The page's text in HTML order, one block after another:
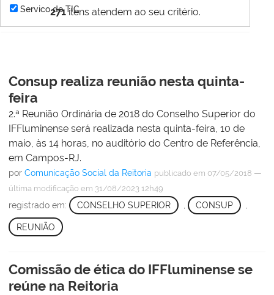
271itens atendem ao seu critério.
Servico de TIC
Consup realiza reunião nesta quinta-
feira
2.ª Reunião Ordinária de 2018 do Conselho Superior do
IFFluminense será realizada nesta quinta-feira, 10 de
maio, às 14 horas, no auditório do Centro de Referência,
em Campos-RJ.
por Comunicação Social da Reitoria publicado em 07/05/2018 —
última modificação em 31/08/2023 12h49
registrado em: CONSELHO SUPERIOR CONSUP
REUNIÃO
Comissão de ética do IFFluminense se
reúne na Reitoria